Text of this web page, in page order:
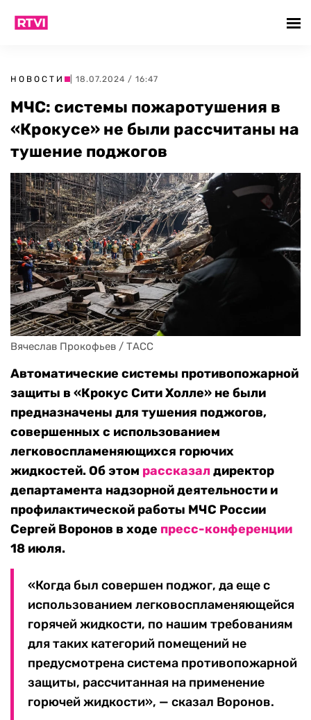
НОВОСТИ | 18.07.2024 / 16:47
МЧС: системы пожаротушения в
«Крокусе» не были рассчитаны на
тушение поджогов
Вячеслав Прокофьев / ТАСС
Автоматические системы противопожарной
защиты в «Крокус Сити Холле» не были
предназначены для тушения поджогов,
совершенных с использованием
легковоспламеняющихся горючих
жидкостей. Об этом рассказалдиректор
департамента надзорной деятельности и
профилактической работы МЧС России
Сергей Воронов в ходе пресс-конференции
18 июля.
«Когда был совершен поджог, да еще с
использованием легковоспламеняющейся
горячей жидкости, по нашим требованиям
для таких категорий помещений не
предусмотрена система противопожарной
защиты, рассчитанная на применение
горючей жидкости», — сказал Воронов.